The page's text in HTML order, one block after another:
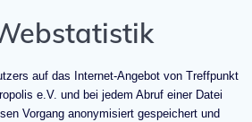
auf das Internet-Angebot von Treffpunkt
e.V. und bei jedem Abruf einer Datei
Vorgang anonymisiert gespeichert und